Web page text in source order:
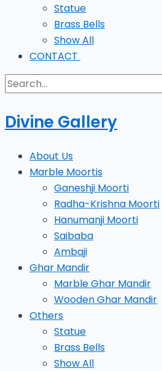
Statue
Brass Bells
Show All
CONTACT
Divine Gallery
About Us
Marble Moortis
Ganeshji Moorti
Radha-Krishna Moorti
Hanumanji Moorti
Saibaba
Ambaji
Ghar Mandir
Marble Ghar Mandir
Wooden Ghar Mandir
Others
Statue
Brass Bells
Show All